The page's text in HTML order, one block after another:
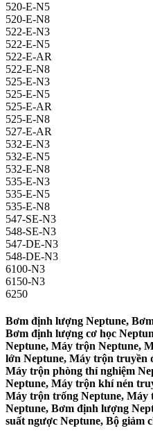
520-E-N5
520-E-N8
522-E-N3
522-E-N5
522-E-AR
522-E-N8
525-E-N3
525-E-N5
525-E-AR
525-E-N8
527-E-AR
532-E-N3
532-E-N5
532-E-N8
535-E-N3
535-E-N5
535-E-N8
547-SE-N3
548-SE-N3
547-DE-N3
548-DE-N3
6100-N3
6150-N3
6250
Bơm định lượng Neptune,
Bơm định lượng cơ học
Neptune, Máy trộn Neptune,
lớn Neptune, Máy trộn truyền
Máy trộn phòng thí nghiệm
Neptune, Máy trộn khí nén
Máy trộn trống Neptune, Máy
Neptune, Bơm định lượng
suất ngược Neptune, Bộ giảm